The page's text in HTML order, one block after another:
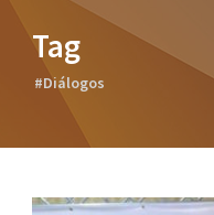
Tag
#Diálogos